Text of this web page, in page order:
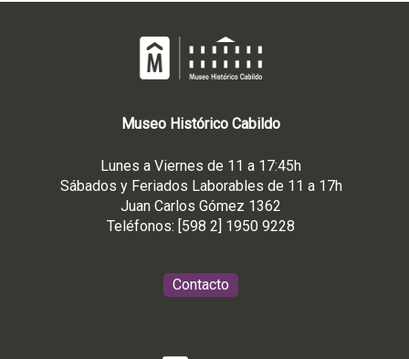
Museo Histórico Cabildo
Lunes a Viernes de 11 a 17:45h
Sábados y Feriados Laborables de 11 a 17h
Juan Carlos Gómez 1362
Teléfonos: [598 2] 1950 9228
Contacto